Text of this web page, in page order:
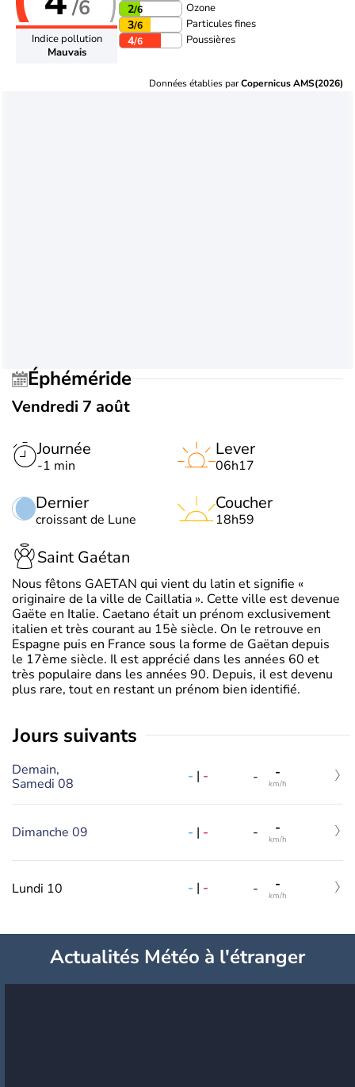
/6
Indice pollution
Mauvais
2/6 Ozone
3/6 Particules fines
4/6 Poussières
Données établies parCopernicus AMS(2026)
Éphéméride
Vendredi 7 août
Journée
-1 min
Dernier
croissant de Lune
Lever
06h17
Coucher
18h59
Saint Gaétan
Nous fêtons GAETAN qui vient du latin et signifie «
originaire de la ville de Caillatia ». Cette ville est devenue
Gaëte en Italie. Caetano était un prénom exclusivement
italien et très courant au 15è siècle. On le retrouve en
Espagne puis en France sous la forme de Gaëtan depuis
le 17ème siècle. Il est apprécié dans les années 60 et
très populaire dans les années 90. Depuis, il est devenu
plus rare, tout en restant un prénom bien identifié.
jours suivants
Demain,
Samedi 08
- | - - -
km/h
Dimanche 09 - | - - -
km/h
Lundi 10 - | - - -
km/h
Actualités Météo à l'étranger